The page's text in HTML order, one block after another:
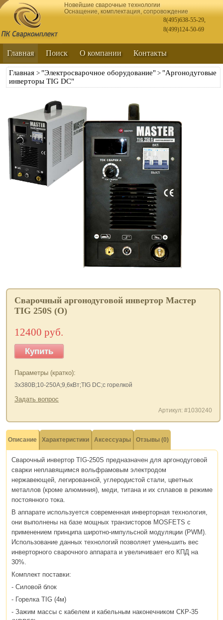
Новейшие сварочные технологии
Оснащение, комплектация, сопровождение
8(495)638-55-29,
8(499)124-50-69
Главная Поиск О компании Контакты
Главная > "Электросварочное оборудование" > "Аргонодуговые
инверторы TIG DC"
Сварочный аргонодуговой инвертор Мастер
TIG 250S (О)
12400 руб.
Купить
Параметры (кратко):
3х380В;10-250А;9,6кВт;TIG DC;с горелкой
Задать вопрос
Артикул: #1030240
Описание Характеристики Аксессуары Отзывы (0)
Сварочный инвертор TIG-250S предназначен для аргонодуговой
сварки неплавящимся вольфрамовым электродом
нержавеющей, легированной, углеродистой стали, цветных
металлов (кроме алюминия), меди, титана и их сплавов в режиме
постоянного тока.
В аппарате используется современная инверторная технология,
они выполнены на базе мощных транзисторов MOSFETS с
применением принципа широтно-импульсной модуляции (PWM).
Использование данных технологий позволяет уменьшить вес
инверторного сварочного аппарата и увеличивает его КПД на
30%.
Комплект поставки:
- Силовой блок
- Горелка TIG (4м)
- Зажим массы с кабелем и кабельным наконечником СКР-35